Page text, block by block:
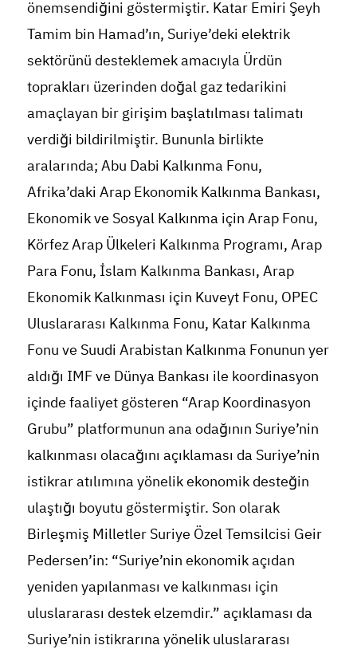
önemsendiğini göstermiştir. Katar Emiri Şeyh
Tamim bin Hamad’ın, Suriye’deki elektrik
sektörünü desteklemek amacıyla Ürdün
toprakları üzerinden doğal gaz tedarikini
amaçlayan bir girişim başlatılması talimatı
verdiği bildirilmiştir. Bununla birlikte
aralarında; Abu Dabi Kalkınma Fonu,
Afrika’daki Arap Ekonomik Kalkınma Bankası,
Ekonomik ve Sosyal Kalkınma için Arap Fonu,
Körfez Arap Ülkeleri Kalkınma Programı, Arap
Para Fonu, İslam Kalkınma Bankası, Arap
Ekonomik Kalkınması için Kuveyt Fonu, OPEC
Uluslararası Kalkınma Fonu, Katar Kalkınma
Fonu ve Suudi Arabistan Kalkınma Fonunun yer
aldığı IMF ve Dünya Bankası ile koordinasyon
içinde faaliyet gösteren “Arap Koordinasyon
Grubu” platformunun ana odağının Suriye’nin
kalkınması olacağını açıklaması da Suriye’nin
istikrar atılımına yönelik ekonomik desteğin
ulaştığı boyutu göstermiştir. Son olarak
Birleşmiş Milletler Suriye Özel Temsilcisi Geir
Pedersen’in: “Suriye’nin ekonomik açıdan
yeniden yapılanması ve kalkınması için
uluslararası destek elzemdir.” açıklaması da
Suriye’nin istikrarına yönelik uluslararası